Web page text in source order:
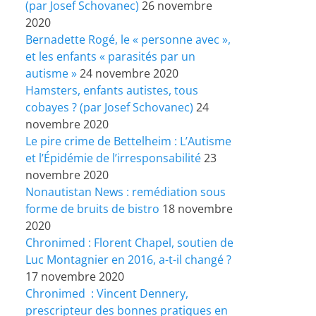
(par Josef Schovanec) 26 novembre
2020
Bernadette Rogé, le « personne avec »,
et les enfants « parasités par un
autisme »24 novembre 2020
Hamsters, enfants autistes, tous
cobayes ? (par Josef Schovanec) 24
novembre 2020
Le pire crime de Bettelheim : L’Autisme
et l’Épidémie de l’irresponsabilité23
novembre 2020
Nonautistan News : remédiation sous
forme de bruits de bistro 18 novembre
2020
Chronimed : Florent Chapel, soutien de
Luc Montagnier en 2016, a-t-il changé ?
17 novembre 2020
Chronimed : Vincent Dennery,
prescripteur des bonnes pratiques en